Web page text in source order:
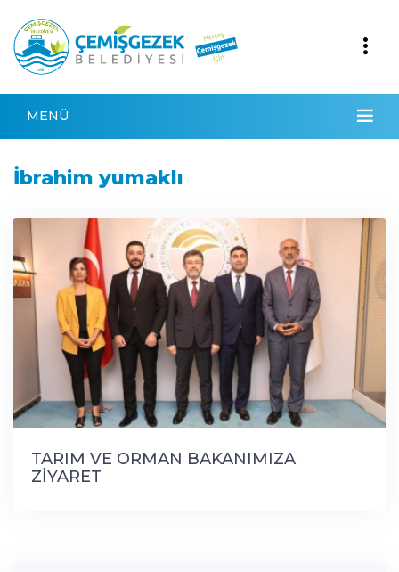
MENÜ
İbrahim yumaklı
TARIM VE ORMAN BAKANIMIZA
ZİYARET